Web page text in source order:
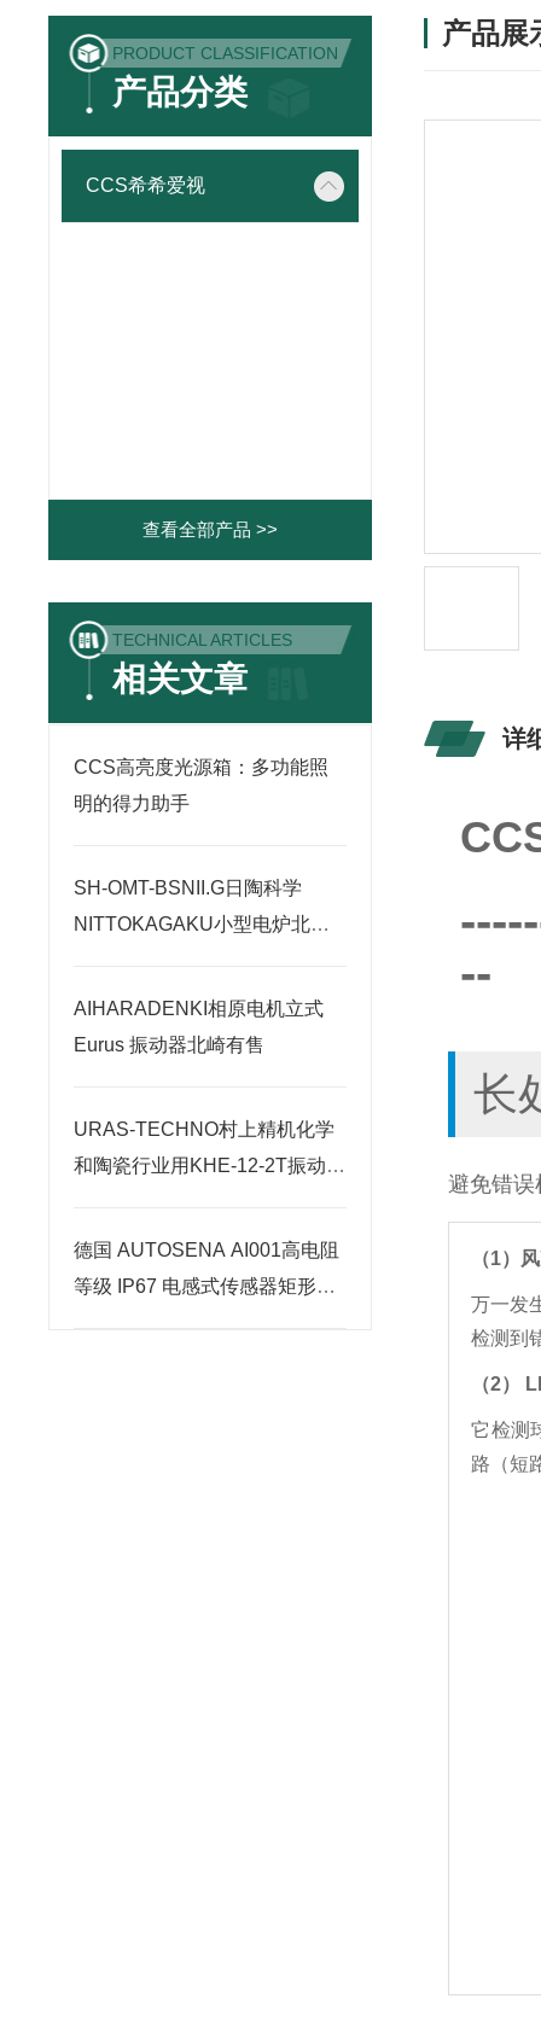
PRODUCT CLASSIFICATION
产品分类
CCS希希爱视
查看全部产品 >>
TECHNICAL ARTICLES
相关文章
CCS高亮度光源箱：多功能照
明的得力助手
SH-OMT-BSNII.G日陶科学
NITTOKAGAKU小型电炉北崎
AIHARADENKI相原电机立式
Eurus 振动器北崎有售
URAS-TECHNO村上精机化学
和陶瓷行业用KHE-12-2T振动电
德国 AUTOSENA AI001高电阻
等级 IP67 电感式传感器矩形北
产品展
详
--
长
避免错误
（1）
万一发
检测到
（2）
它检测
路（短